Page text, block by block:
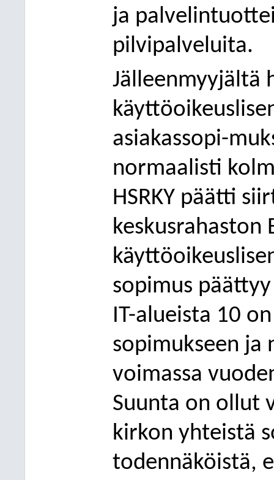
ja
pilvipalveluita.
Jälleenmyyjältä
asiakassopi-
normaalisti
HSRKY päätti
keskusrahaston
sopimus
IT-alueista 10
sopimukseen ja
voimassa
Suunta on ollut
kirkon yhteistä
todennäköistä,